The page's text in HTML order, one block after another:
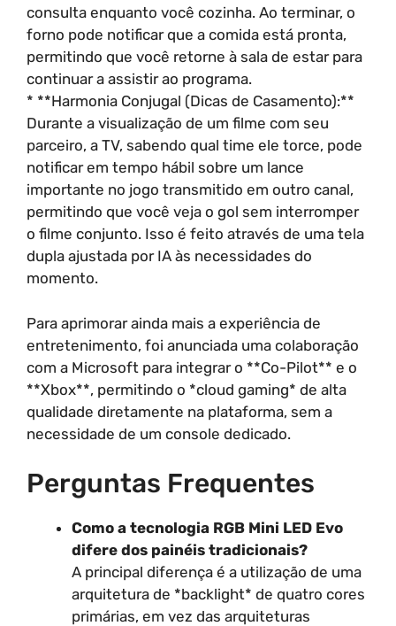
consulta enquanto você cozinha. Ao terminar, o
forno pode notificar que a comida está pronta,
permitindo que você retorne à sala de estar para
continuar a assistir ao programa.
* **Harmonia Conjugal (Dicas de Casamento):**
Durante a visualização de um filme com seu
parceiro, a TV, sabendo qual time ele torce, pode
notificar em tempo hábil sobre um lance
importante no jogo transmitido em outro canal,
permitindo que você veja o gol sem interromper
o filme conjunto. Isso é feito através de uma tela
dupla ajustada por IA às necessidades do
momento.
Para aprimorar ainda mais a experiência de
entretenimento, foi anunciada uma colaboração
com a Microsoft para integrar o **Co-Pilot** e o
**Xbox**, permitindo o *cloud gaming* de alta
qualidade diretamente na plataforma, sem a
necessidade de um console dedicado.
Perguntas Frequentes
Como a tecnologia RGB Mini LED Evo
difere dos painéis tradicionais?
A principal diferença é a utilização de uma
arquitetura de *backlight* de quatro cores
primárias, em vez das arquiteturas